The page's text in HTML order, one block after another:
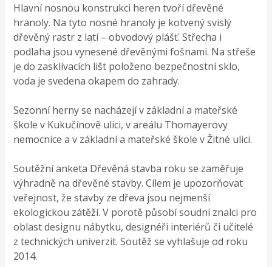
Hlavní nosnou konstrukci heren tvoří dřevěné
hranoly. Na tyto nosné hranoly je kotvený svislý
dřevěný rastr z latí – obvodový plášť. Střecha i
podlaha jsou vynesené dřevěnými fošnami. Na střeše
je do zasklívacích lišt položeno bezpečnostní sklo,
voda je svedena okapem do zahrady.
Sezonní herny se nacházejí v základní a mateřské
škole v Kukučínově ulici, v areálu Thomayerovy
nemocnice a v základní a mateřské škole v Žitné ulici.
Soutěžní anketa Dřevěná stavba roku se zaměřuje
výhradně na dřevěné stavby. Cílem je upozorňovat
veřejnost, že stavby ze dřeva jsou nejmenší
ekologickou zátěží. V porotě působí soudní znalci pro
oblast designu nábytku, designéři interiérů či učitelé
z technických univerzit. Soutěž se vyhlašuje od roku
2014.